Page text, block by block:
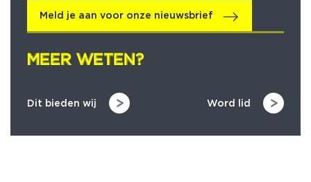
Meld je aan voor onze nieuwsbrief
MEER WETEN?
MEER WETEN?
Dit bieden wij Word lid